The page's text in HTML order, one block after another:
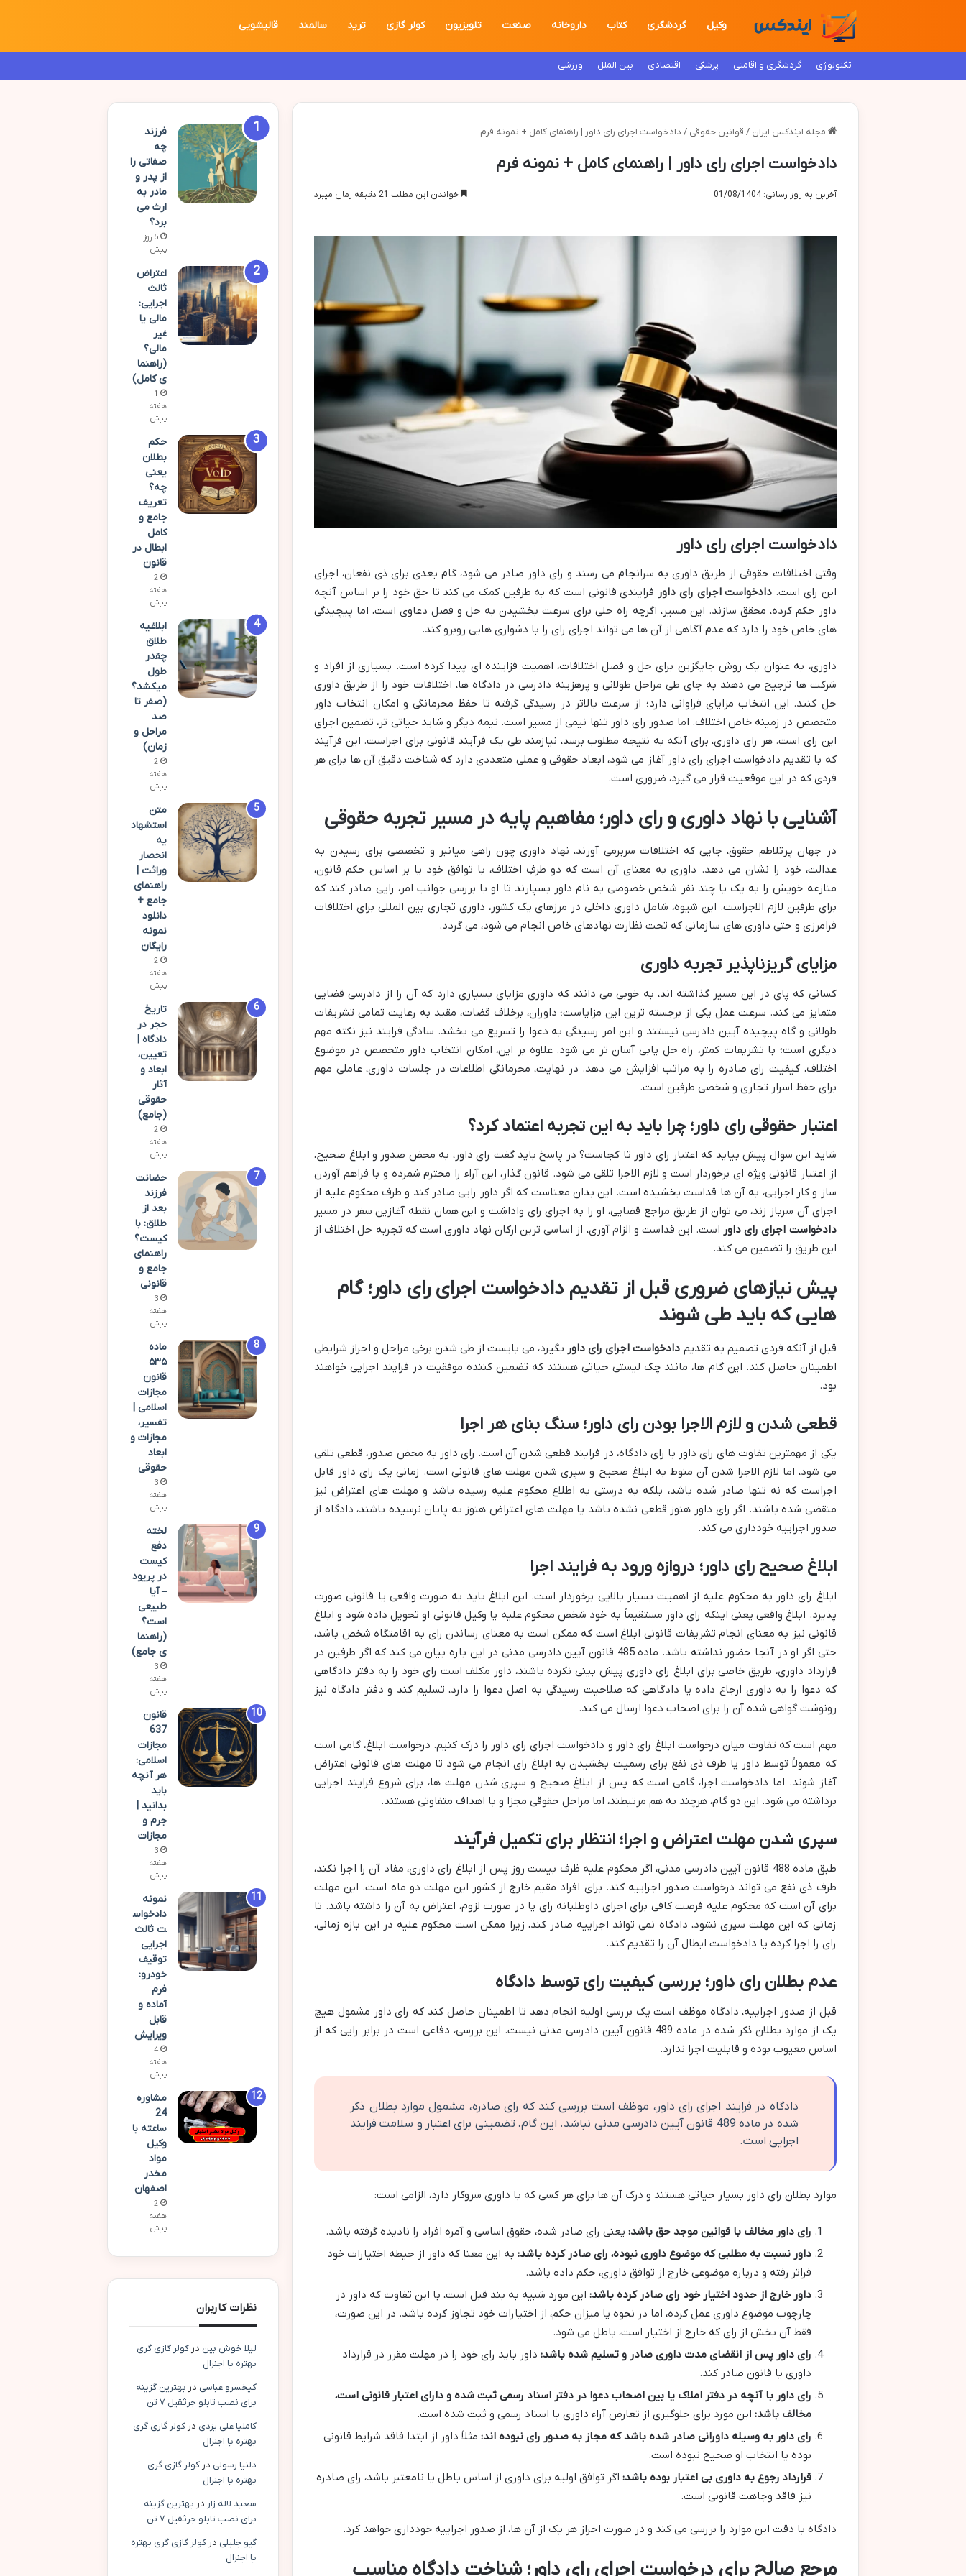
وکیل گردشگری کتاب داروخانه صنعت تلویزیون کولر گازی ترید سالمند قالیشویی
تکنولوژی گردشگری و اقامتی پزشکی اقتصادی بین الملل ورزشی
مجله ایندکس ایران / قوانین حقوقی / دادخواست اجرای رای داور | راهنمای کامل + نمونه فرم
دادخواست اجرای رای داور | راهنمای کامل + نمونه فرم
آخرین به روز رسانی: 01/08/1404 خواندن این مطلب 21 دقیقه زمان میبرد
دادخواست اجرای رای داور
وقتی اختلافات حقوقی از طریق داوری به سرانجام می رسند و رای داور صادر می شود، گام بعدی برای ذی نفعان، اجرای
این رای است. دادخواست اجرای رای داور فرایندی قانونی است که به طرفین کمک می کند تا حق خود را بر اساس آنچه
داور حکم کرده، محقق سازند. این مسیر، اگرچه راه حلی برای سرعت بخشیدن به حل و فصل دعاوی است، اما پیچیدگی
های خاص خود را دارد که عدم آگاهی از آن ها می تواند اجرای رای را با دشواری هایی روبرو کند.
داوری، به عنوان یک روش جایگزین برای حل و فصل اختلافات، اهمیت فزاینده ای پیدا کرده است. بسیاری از افراد و
شرکت ها ترجیح می دهند به جای طی مراحل طولانی و پرهزینه دادرسی در دادگاه ها، اختلافات خود را از طریق داوری
حل کنند. این انتخاب مزایای فراوانی دارد؛ از سرعت بالاتر در رسیدگی گرفته تا حفظ محرمانگی و امکان انتخاب داور
متخصص در زمینه خاص اختلاف. اما صدور رای داور تنها نیمی از مسیر است. نیمه دیگر و شاید حیاتی تر، تضمین اجرای
این رای است. هر رای داوری، برای آنکه به نتیجه مطلوب برسد، نیازمند طی یک فرآیند قانونی برای اجراست. این فرآیند
که با تقدیم دادخواست اجرای رای داور آغاز می شود، ابعاد حقوقی و عملی متعددی دارد که شناخت دقیق آن ها برای هر
فردی که در این موقعیت قرار می گیرد، ضروری است.
آشنایی با نهاد داوری و رای داور؛ مفاهیم پایه در مسیر تجربه حقوقی
در جهان پرتلاطم حقوق، جایی که اختلافات سربرمی آورند، نهاد داوری چون راهی میانبر و تخصصی برای رسیدن به
عدالت، خود را نشان می دهد. داوری به معنای آن است که دو طرفِ اختلاف، با توافق خود یا بر اساس حکم قانون،
منازعه خویش را به یک یا چند نفر شخص خصوصی به نام داور بسپارند تا او با بررسی جوانب امر، رایی صادر کند که
برای طرفین لازم الاجراست. این شیوه، شامل داوری داخلی در مرزهای یک کشور، داوری تجاری بین المللی برای اختلافات
فرامرزی و حتی داوری های سازمانی که تحت نظارت نهادهای خاص انجام می شود، می گردد.
مزایای گریزناپذیر تجربه داوری
کسانی که پای در این مسیر گذاشته اند، به خوبی می دانند که داوری مزایای بسیاری دارد که آن را از دادرسی قضایی
متمایز می کند. سرعت عمل یکی از برجسته ترین این مزایاست؛ داوران، برخلاف قضات، مقید به رعایت تمامی تشریفات
طولانی و گاه پیچیده آیین دادرسی نیستند و این امر رسیدگی به دعوا را تسریع می بخشد. سادگی فرایند نیز نکته مهم
دیگری است؛ با تشریفات کمتر، راه حل یابی آسان تر می شود. علاوه بر این، امکان انتخاب داور متخصص در موضوع
اختلاف، کیفیت رای صادره را به مراتب افزایش می دهد. در نهایت، محرمانگی اطلاعات در جلسات داوری، عاملی مهم
برای حفظ اسرار تجاری و شخصی طرفین است.
اعتبار حقوقی رای داور؛ چرا باید به این تجربه اعتماد کرد؟
شاید این سوال پیش بیاید که اعتبار رای داور تا کجاست؟ در پاسخ باید گفت رای داور، به محض صدور و ابلاغ صحیح،
از اعتبار قانونی ویژه ای برخوردار است و لازم الاجرا تلقی می شود. قانون گذار، این آراء را محترم شمرده و با فراهم آوردن
ساز و کار اجرایی، به آن ها قداست بخشیده است. این بدان معناست که اگر داور رایی صادر کند و طرف محکوم علیه از
اجرای آن سرباز زند، می توان از طریق مراجع قضایی، او را به اجرای رای واداشت و این همان نقطه آغازین سفر در مسیر
دادخواست اجرای رای داور است. این قداست و الزام آوری، از اساسی ترین ارکان نهاد داوری است که تجربه حل اختلاف از
این طریق را تضمین می کند.
پیش نیازهای ضروری قبل از تقدیم دادخواست اجرای رای داور؛ گام
هایی که باید طی شوند
قبل از آنکه فردی تصمیم به تقدیم دادخواست اجرای رای داور بگیرد، می بایست از طی شدن برخی مراحل و احراز شرایطی
اطمینان حاصل کند. این گام ها، مانند چک لیستی حیاتی هستند که تضمین کننده موفقیت در فرایند اجرایی خواهند
بود.
قطعی شدن و لازم الاجرا بودن رای داور؛ سنگ بنای هر اجرا
یکی از مهمترین تفاوت های رای داور با رای دادگاه، در فرایند قطعی شدن آن است. رای داور به محض صدور، قطعی تلقی
می شود، اما لازم الاجرا شدن آن منوط به ابلاغ صحیح و سپری شدن مهلت های قانونی است. زمانی یک رای داور قابل
اجراست که نه تنها صادر شده باشد، بلکه به درستی به اطلاع محکوم علیه رسیده باشد و مهلت های اعتراض نیز
منقضی شده باشند. اگر رای داور هنوز قطعی نشده باشد یا مهلت های اعتراض هنوز به پایان نرسیده باشند، دادگاه از
صدور اجراییه خودداری می کند.
ابلاغ صحیح رای داور؛ دروازه ورود به فرایند اجرا
ابلاغ رای داور به محکوم علیه از اهمیت بسیار بالایی برخوردار است. این ابلاغ باید به صورت واقعی یا قانونی صورت
پذیرد. ابلاغ واقعی یعنی اینکه رای داور مستقیماً به خود شخص محکوم علیه یا وکیل قانونی او تحویل داده شود و ابلاغ
قانونی نیز به معنای انجام تشریفات قانونی ابلاغ است که ممکن است به معنای رساندن رای به اقامتگاه شخص باشد،
حتی اگر او در آنجا حضور نداشته باشد. ماده 485 قانون آیین دادرسی مدنی در این باره بیان می کند که اگر طرفین در
قرارداد داوری، طریق خاصی برای ابلاغ رای داوری پیش بینی نکرده باشند، داور مکلف است رای خود را به دفتر دادگاهی
که دعوا را به داوری ارجاع داده یا دادگاهی که صلاحیت رسیدگی به اصل دعوا را دارد، تسلیم کند و دفتر دادگاه نیز
رونوشت گواهی شده آن را برای اصحاب دعوا ارسال می کند.
مهم است که تفاوت میان درخواست ابلاغ رای داور و دادخواست اجرای رای داور را درک کنیم. درخواست ابلاغ، گامی است
که معمولاً توسط داور یا طرف ذی نفع برای رسمیت بخشیدن به ابلاغ رای انجام می شود تا مهلت های قانونی اعتراض
آغاز شوند. اما دادخواست اجرا، گامی است که پس از ابلاغ صحیح و سپری شدن مهلت ها، برای شروع فرایند اجرایی
برداشته می شود. این دو گام، هرچند به هم مرتبطند، اما مراحل حقوقی مجزا و با اهداف متفاوتی هستند.
سپری شدن مهلت اعتراض و اجرا؛ انتظار برای تکمیل فرآیند
طبق ماده 488 قانون آیین دادرسی مدنی، اگر محکوم علیه ظرف بیست روز پس از ابلاغ رای داوری، مفاد آن را اجرا نکند،
طرف ذی نفع می تواند درخواست صدور اجراییه کند. برای افراد مقیم خارج از کشور این مهلت دو ماه است. این مهلت
برای آن است که محکوم علیه فرصت کافی برای اجرای داوطلبانه رای یا در صورت لزوم، اعتراض به آن را داشته باشد. تا
زمانی که این مهلت سپری نشود، دادگاه نمی تواند اجراییه صادر کند، زیرا ممکن است محکوم علیه در این بازه زمانی،
رای را اجرا کرده یا دادخواست ابطال آن را تقدیم کند.
عدم بطلان رای داور؛ بررسی کیفیت رای توسط دادگاه
قبل از صدور اجراییه، دادگاه موظف است یک بررسی اولیه انجام دهد تا اطمینان حاصل کند که رای داور مشمول هیچ
یک از موارد بطلان ذکر شده در ماده 489 قانون آیین دادرسی مدنی نیست. این بررسی، دفاعی است در برابر رایی که از
اساس معیوب بوده و قابلیت اجرا ندارد.
دادگاه در فرایند اجرای رای داور، موظف است بررسی کند که رای صادره، مشمول موارد بطلان ذکر
شده در ماده 489 قانون آیین دادرسی مدنی نباشد. این گام، تضمینی برای اعتبار و سلامت فرایند
اجرایی است.
موارد بطلان رای داور بسیار حیاتی هستند و درک آن ها برای هر کسی که با داوری سروکار دارد، الزامی است:
رای داور مخالف با قوانین موجد حق باشد: یعنی رای صادر شده، حقوق اساسی و آمره افراد را نادیده گرفته باشد.
داور نسبت به مطلبی که موضوع داوری نبوده، رای صادر کرده باشد: به این معنا که داور از حیطه اختیارات خود
فراتر رفته و درباره موضوعی خارج از توافق داوری، حکم داده باشد.
داور خارج از حدود اختیار خود رای صادر کرده باشد: این مورد شبیه به بند قبل است، با این تفاوت که داور در
چارچوب موضوع داوری عمل کرده، اما در نحوه یا میزان حکم، از اختیارات خود تجاوز کرده باشد. در این صورت،
فقط آن بخش از رای که خارج از اختیار است، باطل می شود.
رای داور پس از انقضای مدت داوری صادر و تسلیم شده باشد: داور باید رای خود را در مهلت مقرر در قرارداد
داوری یا قانون صادر کند.
رای داور با آنچه در دفتر املاک یا بین اصحاب دعوا در دفتر اسناد رسمی ثبت شده و دارای اعتبار قانونی است،
مخالف باشد: این مورد برای جلوگیری از تعارض آراء داوری با اسناد رسمی و ثبت شده است.
رای داور به وسیله داورانی صادر شده باشد که مجاز به صدور رای نبوده اند: مثلاً داور از ابتدا فاقد شرایط قانونی
بوده یا انتخاب او صحیح نبوده است.
قرارداد رجوع به داوری بی اعتبار بوده باشد: اگر توافق اولیه برای داوری از اساس باطل یا نامعتبر باشد، رای صادره
نیز فاقد وجاهت قانونی است.
دادگاه با دقت این موارد را بررسی می کند و در صورت احراز هر یک از آن ها، از صدور اجراییه خودداری خواهد کرد.
مرجع صالح برای درخواست اجرای رای داور؛ شناخت دادگاه مناسب
فرزند
چه
صفاتی را
از پدر و
مادر به
ارث می
برد؟
5 روز
پیش
اعتراض
ثالث
اجرایی:
مالی یا
غیر
مالی؟
(راهنما
ی کامل)
1
هفته
پیش
حکم
بطلان
یعنی
چه؟
تعریف
جامع و
کامل
ابطال در
قانون
2
هفته
پیش
ابلاغیه
طلاق
چقدر
طول
میکشد؟
(صفر تا
صد
مراحل و
زمان)
2
هفته
پیش
متن
استشهاد
یه
انحصار
وراثت |
راهنمای
جامع +
دانلود
نمونه
رایگان
2
هفته
پیش
تاریخ
حجر در
دادگاه |
تعیین،
ابعاد و
آثار
حقوقی
(جامع)
2
هفته
پیش
حضانت
فرزند
بعد از
طلاق: با
کیست؟
راهنمای
جامع و
قانونی
3
هفته
پیش
ماده
۵۳۵
قانون
مجازات
اسلامی |
تفسیر،
مجازات و
ابعاد
حقوقی
3
هفته
پیش
لخته
دفع
کیست
در پریود
– آیا
طبیعی
است؟
(راهنما
ی جامع)
3
هفته
پیش
قانون
637
مجازات
اسلامی:
هر آنچه
باید
بدانید |
جرم و
مجازات
3
هفته
پیش
نمونه
دادخواس
ت ثالث
اجرایی
توقیف
خودرو:
فرم
آماده و
قابل
ویرایش
4
هفته
پیش
مشاوره
24
ساعته با
وکیل
مواد
مخدر
اصفهان
2
هفته
پیش
نظرات کاربران
لیلا خوش بین در کولر گازی گری
بهتره یا اجنرال
کیخسرو عباسی در بهترین گزینه
برای نصب تابلو جرثقیل ۷ تن
کاملیا علی یزدی در کولر گازی گری
بهتره یا اجنرال
دلنیا رسولی در کولر گازی گری
بهتره یا اجنرال
سعید لاله زار در بهترین گزینه
برای نصب تابلو جرثقیل ۷ تن
گیو جلیلی در کولر گازی گری بهتره
یا اجنرال